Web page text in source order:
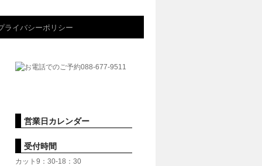
ライバシーポリシー
営業日カレンダー
受付時間
カット9：30-18：30